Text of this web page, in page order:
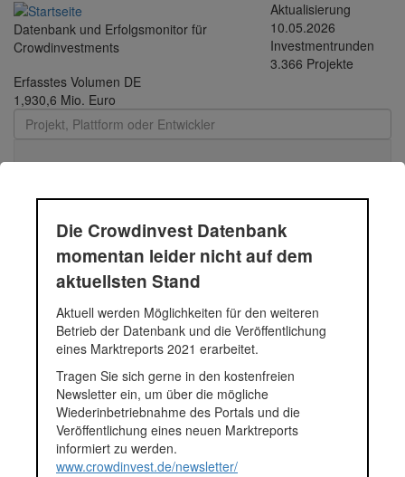
Direkt zum Inhalt
Datenbank und Erfolgsmonitor für
Crowdinvestments
Aktualisierung
10.05.2026
Investmentrunden
3.366 Projekte
Erfasstes Volumen DE
1,930,6 Mio. Euro
Toggle
Feldbrunnenstraße
Neubau mit ca. 10 Eigentumswohnungen
Fundingsumme
2.136.200 Euro
Finanziert in
2015
Segment
Immobilien
Anlagestatus
Zurückgezahlt
Plattform
Exporo
Projektentwickler
HIPE Immobilien
Notizen
"Am 15.12. – statt wie
Die Crowdinvest Datenbank
momentan leider nicht auf dem
aktuellsten Stand
Aktuell werden Möglichkeiten für den weiteren
Betrieb der Datenbank und die Veröffentlichung
eines Marktreports 2021 erarbeitet.
Tragen Sie sich gerne in den kostenfreien
Newsletter ein, um über die mögliche
Wiederinbetriebnahme des Portals und die
Veröffentlichung eines neuen Marktreports
informiert zu werden.
www.crowdinvest.de/newsletter/